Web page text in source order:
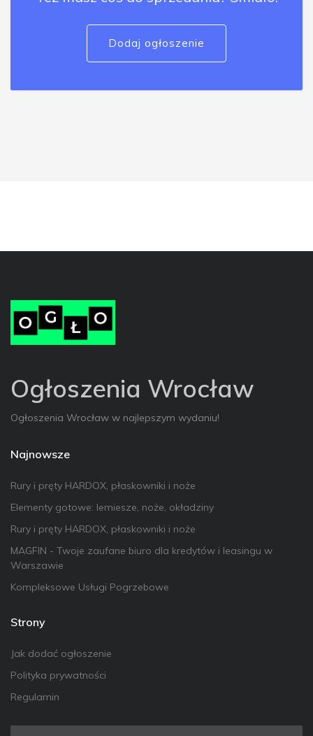
Dodaj ogłoszenie
Ogłoszenia Wrocław
Ogłoszenia Wrocław w najlepszym wydaniu!
Najnowsze
Rury i pręty HARDOX, płaskowniki i noże
Elementy gotowe: lemiesze, noże, okładziny
Rury i pręty HARDOX, płaskowniki i noże
MAGFIN - Twoje zaufane biuro dla kredytów i leasingu w
Warszawie
Kompleksowe Usługi Pogrzebowe
Strony
Jak dodać ogłoszenie
Polityka prywatności
Regulamin